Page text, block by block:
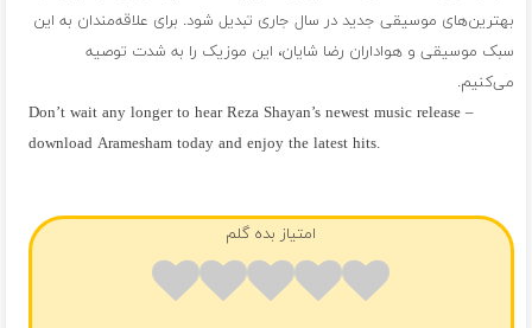
بهترین‌های موسیقی جدید در سال جاری تبدیل شود. برای علاقه‌مندان به این
سبک موسیقی و هواداران رضا شایان، این موزیک را به شدت توصیه
می‌کنیم.
Don’t wait any longer to hear Reza Shayan’s newest music release –
download Aramesham today and enjoy the latest hits.
امتیاز بده گلم